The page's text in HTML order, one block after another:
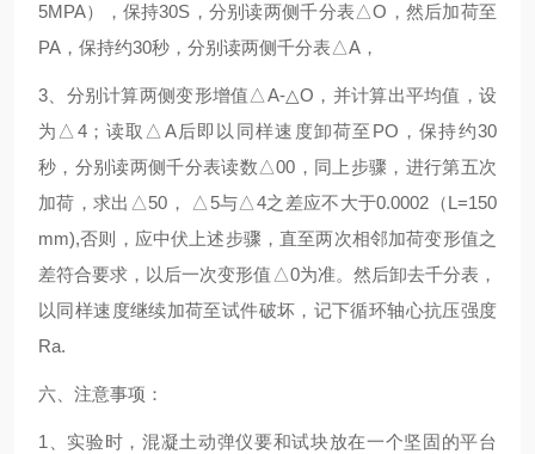
5MPA），保持30S ，分别读两侧千分表△O ，然后加荷至
PA ，保持约30秒，分别读两侧千分表△A ，
3 、分别计算两侧变形增值△A-△O ，并计算出平均值，设
为 △ 4；读取 △ A后即以同样速度卸荷至 PO ，保持约30
秒，分别读两侧千分表读数△00 ，同上步骤，进行第五次
加荷，求出 △50 ， △ 5与△4之差应不大于0.0002 （L=150
mm),否则，应中伏上述步骤，直至两次相邻加荷变形值之
差符合要求，以后一次变形值 △0为准。然后卸去千分表，
以同样速度继续加荷至试件破坏，记下循环轴心抗压强度
Ra.
六、注意事项：
1
、实验时，混凝土动弹仪要和试块放在一个坚固的平台